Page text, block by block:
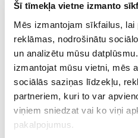
Šī tīmekļa vietne izmanto
Mēs izmantojam sīkfailus, lai
reklāmas, nodrošinātu
un analizētu mūsu
izmantojat mūsu vietni, mēs
sociālās saziņas līdzekļu,
partneriem, kuri to var
viņiem sniedzat vai ko viņi
pakalpojumus.
Liebherr
saldētavas